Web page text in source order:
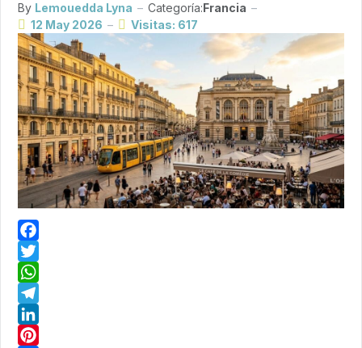
By Lemouedda Lyna Categoría:Francia
12 May 2026
Visitas: 617
Facebook
Twitter
WhatsApp
Telegram
LinkedIn